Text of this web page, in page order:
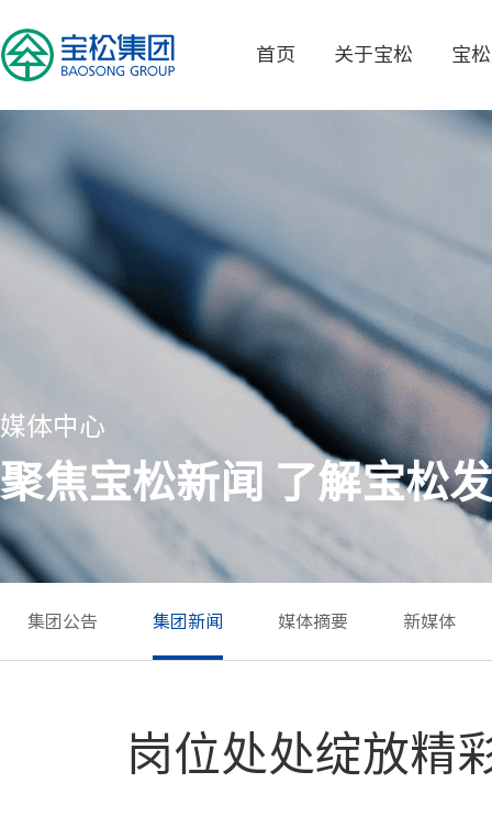
首页 关于宝松 宝
媒体中心
聚焦宝松新闻 了解宝松
集团公告 集团新闻 媒体摘要 新媒体
岗位处处绽放精